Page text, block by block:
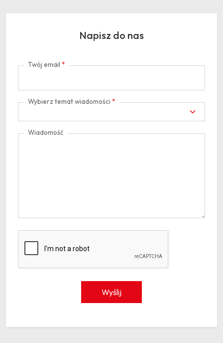
Napisz do nas
Twój email *
Wybierz temat wiadomości *
Wiadomość
Wyślij